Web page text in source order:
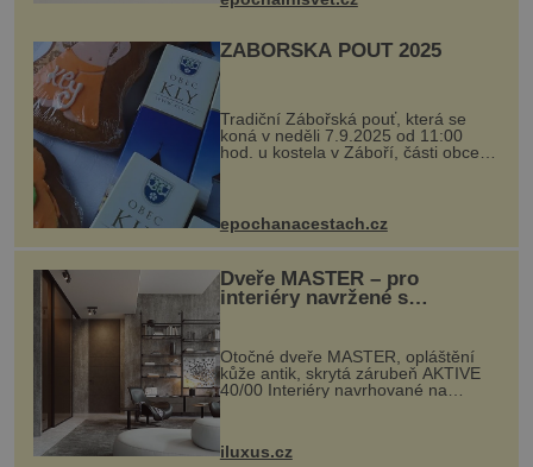
ZÁBOŘSKÁ POUŤ 2025
Tradiční Zábořská pouť, která se
koná v neděli 7.9.2025 od 11:00
hod. u kostela v Záboří, části obce
Kly u Mělníka. V programu naleznete
komentovanou prohlídku kostela,
epochanacestach.cz
Dveře MASTER – pro
interiéry navržené s
rozumem i vášní!
Otočné dveře MASTER, opláštění
kůže antik, skrytá zárubeň AKTIVE
40/00 Interiéry navrhované na
zakázku často vyžadují atypické
rozměry nejen nábytku, ale i
dnes umož...
iluxus.cz